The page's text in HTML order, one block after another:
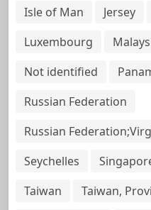
Isle of Man
Jersey
Luxembourg
Not identified
Russian Federation
Russian
Seychelles
Taiwan
Taiwan,